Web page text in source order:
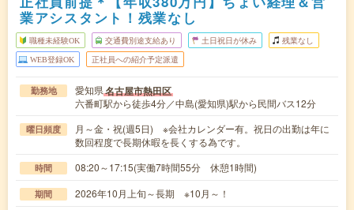
業アシスタント！残業なし
職種未経験OK 交通費別途支給あり 土日祝日が休み 残業なし
WEB登録OK 正社員への紹介予定派遣
勤務地 愛知県名古屋市熱田区
六番町駅から徒歩4分／中島(愛知県)駅から民間バス12分
曜日頻度
月～金・祝(週5日) ※会社カレンダー有。祝日の出勤は年に
数回程度で長期休暇を長くする為です。
時間 08:20～17:15(実働7時間55分 休憩1時間)
期間 2026年10月上旬～長期 ※10月～！